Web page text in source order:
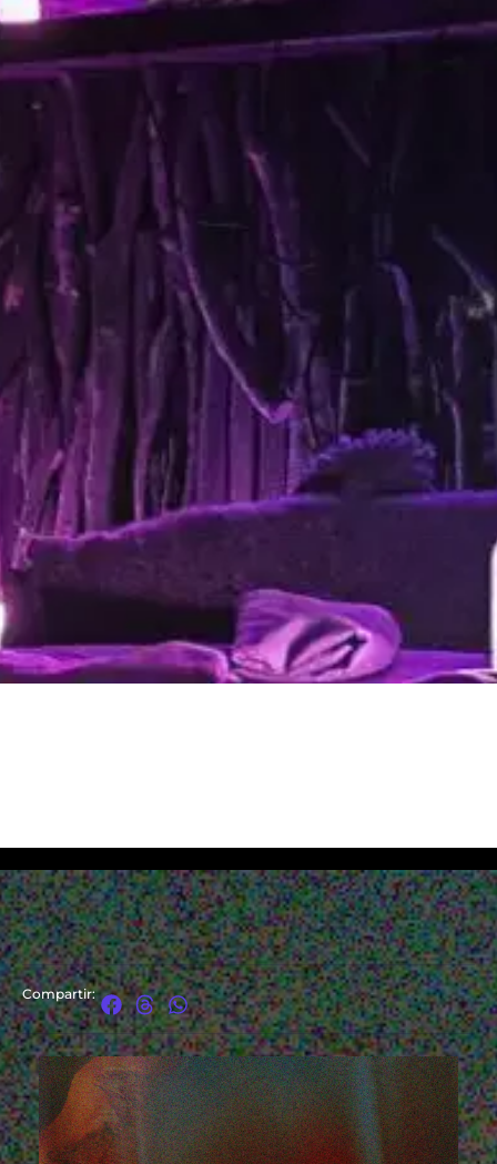
Compartir: